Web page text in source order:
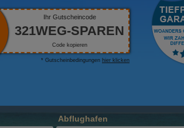
Ihr Gutscheincode
321WEG-SPAREN
Code kopieren
* Gutscheinbedingungen hier klicken
Abflughafen